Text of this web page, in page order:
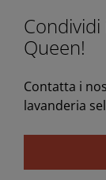
Condividi
Queen!
Contatta i
lavanderia